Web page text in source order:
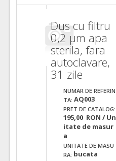
Dus cu filtru
0,2 µm apa
sterila, fara
autoclavare,
31 zile
NUMAR DE REFERIN
TA: AQ003
PRET DE CATALOG:
195,00 RON / Un
itate de masur
a
UNITATE DE MASU
RA: bucata